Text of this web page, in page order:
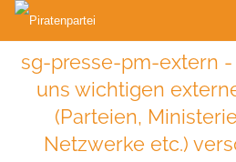
sg-presse-pm-extern
uns wichtigen
(Parteien,
Netzwerke etc.)